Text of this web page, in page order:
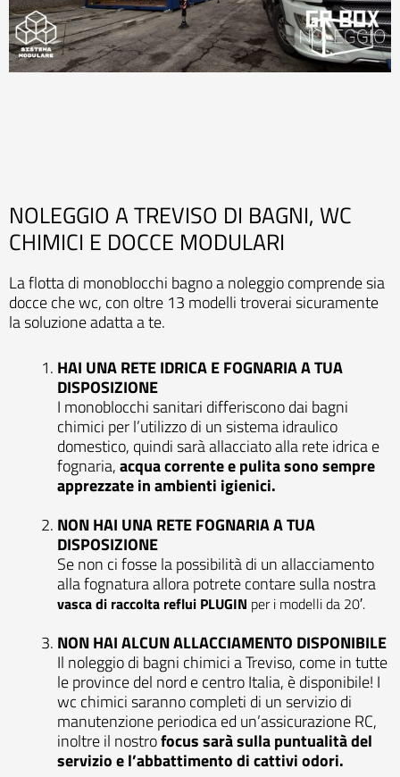
NOLEGGIO A TREVISO DI BAGNI, WC
CHIMICI E DOCCE MODULARI
La flotta di monoblocchi bagno a noleggio comprende sia
docce che wc, con oltre 13 modelli troverai sicuramente
la soluzione adatta a te.
HAI UNA RETE IDRICA E FOGNARIA A TUA
DISPOSIZIONE
I monoblocchi sanitari differiscono dai bagni
chimici per l’utilizzo di un sistema idraulico
domestico, quindi sarà allacciato alla rete idrica e
fognaria,acqua corrente e pulita sono sempre
apprezzate in ambienti igienici.
NON HAI UNA RETE FOGNARIA A TUA
DISPOSIZIONE
Se non ci fosse la possibilità di un allacciamento
alla fognatura allora potrete contare sulla nostra
vasca di raccolta reflui PLUGIN per i modelli da 20′.
NON HAI ALCUN ALLACCIAMENTO DISPONIBILE
Il noleggio di bagni chimici a Treviso, come in tutte
le province del nord e centro Italia, è disponibile! I
wc chimici saranno completi di un servizio di
manutenzione periodica ed un’assicurazione RC,
inoltre il nostrofocus sarà sulla puntualità del
servizio e l’abbattimento di cattivi odori.